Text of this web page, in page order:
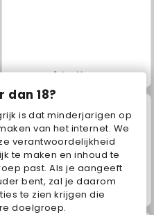
dan 18?
is dat minderjarigen op
van het internet. We
verantwoordelijkheid
te maken en inhoud te
past. Als je aangeeft
bent, zal je daarom
te zien krijgen die
doelgroep.
Juice Merge
Masha and the Bear: Meadows